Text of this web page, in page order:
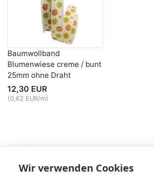
Baumwollband
Blumenwiese creme / bunt
25mm ohne Draht
12,30 EUR
(0,62 EUR/m)
AGB
| Widerruf & -formular | Datenschutz
Wir verwenden Cookies